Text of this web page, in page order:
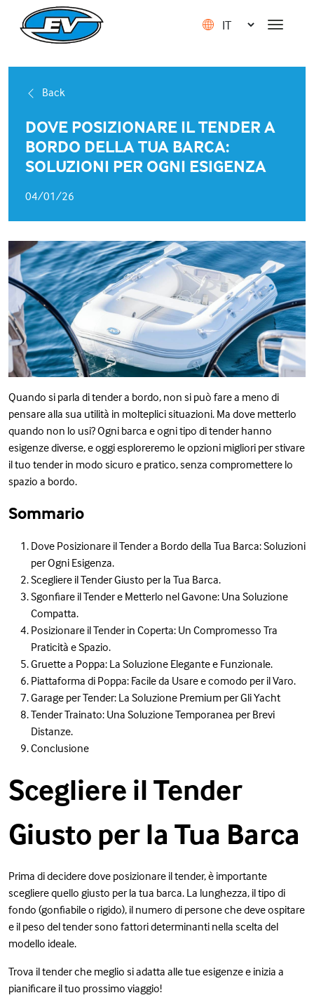
Back
DOVE POSIZIONARE IL TENDER A
BORDO DELLA TUA BARCA:
SOLUZIONI PER OGNI ESIGENZA
04/01/26
Quando si parla di tender a bordo, non si può fare a meno di
pensare alla sua utilità in molteplici situazioni. Ma dove metterlo
quando non lo usi? Ogni barca e ogni tipo di tender hanno
esigenze diverse, e oggi esploreremo le opzioni migliori per stivare
il tuo tender in modo sicuro e pratico, senza compromettere lo
spazio a bordo.
Sommario
Dove Posizionare il Tender a Bordo della Tua Barca: Soluzioni
per Ogni Esigenza.
Scegliere il Tender Giusto per la Tua Barca.
Sgonfiare il Tender e Metterlo nel Gavone: Una Soluzione
Compatta.
Posizionare il Tender in Coperta: Un Compromesso Tra
Praticità e Spazio.
Gruette a Poppa: La Soluzione Elegante e Funzionale.
Piattaforma di Poppa: Facile da Usare e comodo per il Varo.
Garage per Tender: La Soluzione Premium per Gli Yacht
Tender Trainato: Una Soluzione Temporanea per Brevi
Distanze.
Conclusione
Scegliere il Tender
Giusto per la Tua Barca
Prima di decidere dove posizionare il tender, è importante
scegliere quello giusto per la tua barca. La lunghezza, il tipo di
fondo (gonfiabile o rigido), il numero di persone che deve ospitare
e il peso del tender sono fattori determinanti nella scelta del
modello ideale.
Trova il tender che meglio si adatta alle tue esigenze e inizia a
pianificare il tuo prossimo viaggio!